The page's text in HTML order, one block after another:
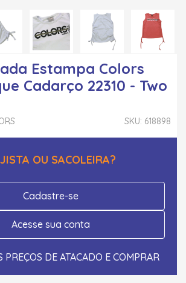
Estampa Colors
Cadarço 22310 - Two
SKU: 618898
OU SACOLEIRA?
Cadastre-se
Acesse sua conta
PREÇOS DE ATACADO E COMPRAR